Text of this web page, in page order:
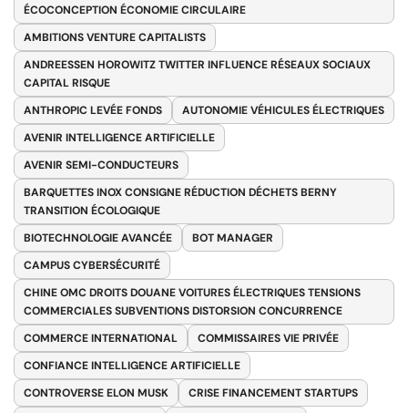
ÉCOCONCEPTION ÉCONOMIE CIRCULAIRE
AMBITIONS VENTURE CAPITALISTS
ANDREESSEN HOROWITZ TWITTER INFLUENCE RÉSEAUX SOCIAUX
CAPITAL RISQUE
ANTHROPIC LEVÉE FONDS
AUTONOMIE VÉHICULES ÉLECTRIQUES
AVENIR INTELLIGENCE ARTIFICIELLE
AVENIR SEMI-CONDUCTEURS
BARQUETTES INOX CONSIGNE RÉDUCTION DÉCHETS BERNY
TRANSITION ÉCOLOGIQUE
BIOTECHNOLOGIE AVANCÉE
BOT MANAGER
CAMPUS CYBERSÉCURITÉ
CHINE OMC DROITS DOUANE VOITURES ÉLECTRIQUES TENSIONS
COMMERCIALES SUBVENTIONS DISTORSION CONCURRENCE
COMMERCE INTERNATIONAL
COMMISSAIRES VIE PRIVÉE
CONFIANCE INTELLIGENCE ARTIFICIELLE
CONTROVERSE ELON MUSK
CRISE FINANCEMENT STARTUPS